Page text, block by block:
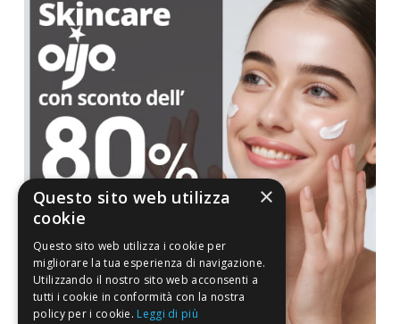
×
Questo sito web utilizza
cookie
Questo sito web utilizza i cookie per
migliorare la tua esperienza di navigazione.
Utilizzando il nostro sito web acconsenti a
tutti i cookie in conformità con la nostra
policy per i cookie. Leggi di più